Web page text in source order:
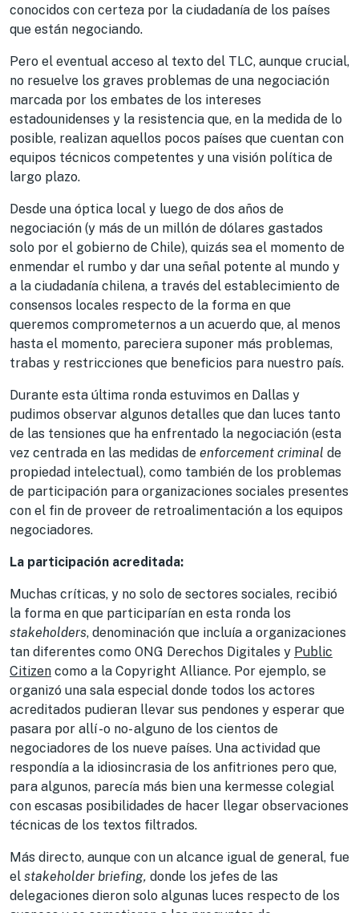
conocidos con certeza por la ciudadanía de los países
que están negociando.
Pero el eventual acceso al texto del TLC, aunque crucial,
no resuelve los graves problemas de una negociación
marcada por los embates de los intereses
estadounidenses y la resistencia que, en la medida de lo
posible, realizan aquellos pocos países que cuentan con
equipos técnicos competentes y una visión política de
largo plazo.
Desde una óptica local y luego de dos años de
negociación (y más de un millón de dólares gastados
solo por el gobierno de Chile), quizás sea el momento de
enmendar el rumbo y dar una señal potente al mundo y
a la ciudadanía chilena, a través del establecimiento de
consensos locales respecto de la forma en que
queremos comprometernos a un acuerdo que, al menos
hasta el momento, pareciera suponer más problemas,
trabas y restricciones que beneficios para nuestro país.
Durante esta última ronda estuvimos en Dallas y
pudimos observar algunos detalles que dan luces tanto
de las tensiones que ha enfrentado la negociación (esta
vez centrada en las medidas de enforcement criminal de
propiedad intelectual), como también de los problemas
de participación para organizaciones sociales presentes
con el fin de proveer de retroalimentación a los equipos
negociadores.
La participación acreditada:
Muchas críticas, y no solo de sectores sociales, recibió
la forma en que participarían en esta ronda los
stakeholders, denominación que incluía a organizaciones
tan diferentes como ONG Derechos Digitales y Public
Citizen como a la Copyright Alliance. Por ejemplo, se
organizó una sala especial donde todos los actores
acreditados pudieran llevar sus pendones y esperar que
pasara por allí -o no- alguno de los cientos de
negociadores de los nueve países. Una actividad que
respondía a la idiosincrasia de los anfitriones pero que,
para algunos, parecía más bien una kermesse colegial
con escasas posibilidades de hacer llegar observaciones
técnicas de los textos filtrados.
Más directo, aunque con un alcance igual de general, fue
el stakeholder briefing, donde los jefes de las
delegaciones dieron solo algunas luces respecto de los